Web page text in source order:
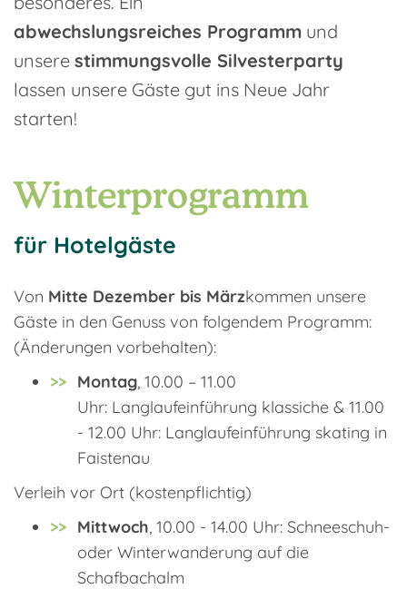
abwechslungsreiches Programm und
unsere stimmungsvolle Silvesterparty
lassen unsere Gäste gut ins Neue Jahr
starten!
Winterprogramm
für Hotelgäste
Von Mitte Dezember bis Märzkommen unsere
Gäste in den Genuss von folgendem Programm:
(Änderungen vorbehalten):
Montag, 10.00 – 11.00
Uhr: Langlaufeinführung klassiche & 11.00
- 12.00 Uhr: Langlaufeinführung skating in
Faistenau
Verleih vor Ort (kostenpflichtig)
Mittwoch, 10.00 - 14.00 Uhr: Schneeschuh-
oder Winterwanderung auf die
Schafbachalm